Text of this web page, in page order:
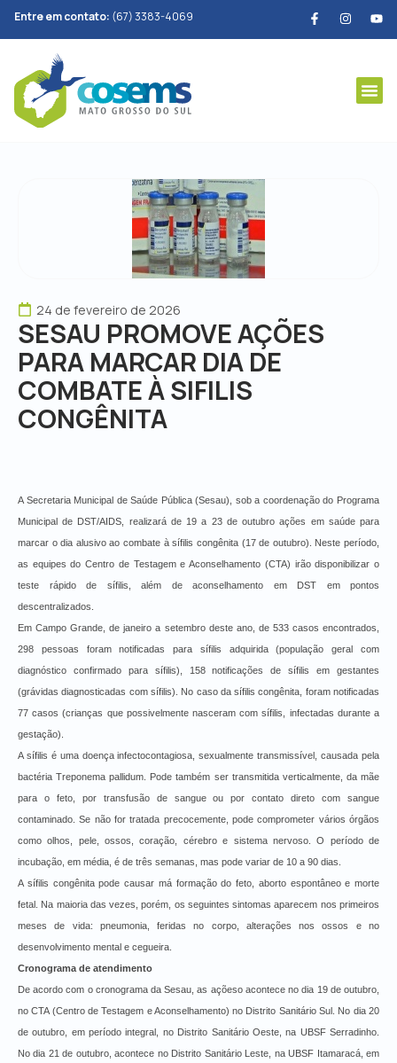
Entre em contato: (67) 3383-4069
24 de fevereiro de 2026
SESAU PROMOVE AÇÕES
PARA MARCAR DIA DE
COMBATE À SIFILIS
CONGÊNITA
A Secretaria Municipal de Saúde Pública (Sesau), sob a coordenação do Programa
Municipal de DST/AIDS, realizará de 19 a 23 de outubro ações em saúde para
marcar o dia alusivo ao combate à sífilis congênita (17 de outubro). Neste período,
as equipes do Centro de Testagem e Aconselhamento (CTA) irão disponibilizar o
teste rápido de sífilis, além de aconselhamento em DST em pontos
descentralizados.
Em Campo Grande, de janeiro a setembro deste ano, de 533 casos encontrados,
298 pessoas foram notificadas para sífilis adquirida (população geral com
diagnóstico confirmado para sífilis), 158 notificações de sífilis em gestantes
(grávidas diagnosticadas com sífilis). No caso da sífilis congênita, foram notificadas
77 casos (crianças que possivelmente nasceram com sífilis, infectadas durante a
gestação).
A sífilis é uma doença infectocontagiosa, sexualmente transmissível, causada pela
bactéria Treponema pallidum. Pode também ser transmitida verticalmente, da mãe
para o feto, por transfusão de sangue ou por contato direto com sangue
contaminado. Se não for tratada precocemente, pode comprometer vários órgãos
como olhos, pele, ossos, coração, cérebro e sistema nervoso. O período de
incubação, em média, é de três semanas, mas pode variar de 10 a 90 dias.
A sífilis congênita pode causar má formação do feto, aborto espontâneo e morte
fetal. Na maioria das vezes, porém, os seguintes sintomas aparecem nos primeiros
meses de vida: pneumonia, feridas no corpo, alterações nos ossos e no
desenvolvimento mental e cegueira.
Cronograma de atendimento
De acordo com o cronograma da Sesau, as açõeso acontece no dia 19 de outubro,
no CTA (Centro de Testagem e Aconselhamento) no Distrito Sanitário Sul. No dia 20
de outubro, em período integral, no Distrito Sanitário Oeste, na UBSF Serradinho.
No dia 21 de outubro, acontece no Distrito Sanitário Leste, na UBSF Itamaracá, em